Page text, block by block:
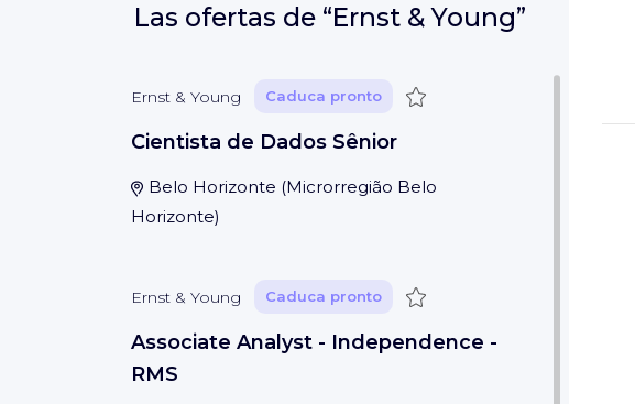
Las ofertas de“Ernst & Young”
Ernst & Young Caduca pronto Guardar
Cientista de Dados Sênior
Belo Horizonte (Microrregião Belo
Horizonte)
Ernst & Young Caduca pronto Guardar
Associate Analyst - Independence -
RMS